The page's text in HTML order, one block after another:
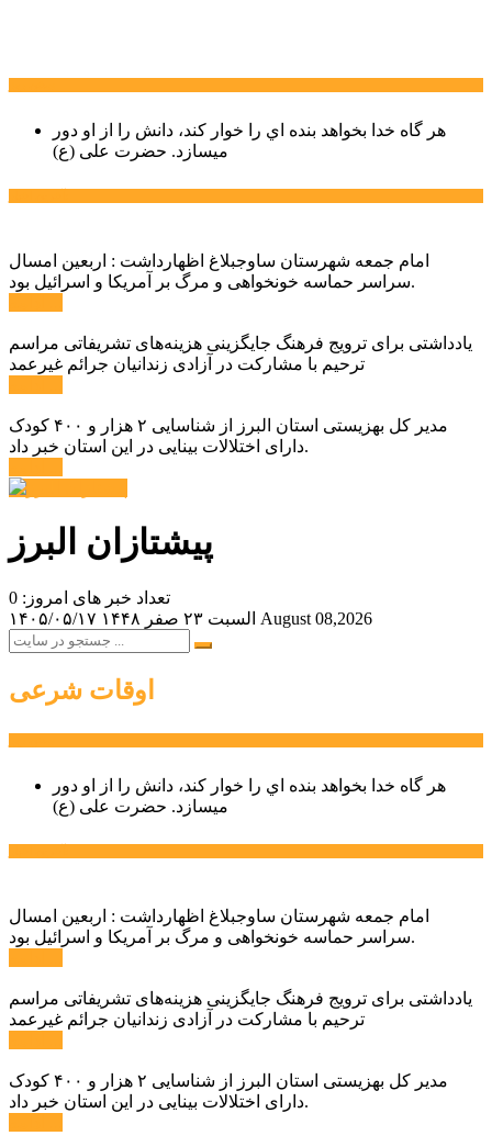
هر گاه خدا بخواهد بنده اي را خوار كند، دانش را از او دور
میسازد. حضرت علی (ع)
امام جمعه شهرستان ساوجبلاغ اظهارداشت : اربعین امسال
سراسر حماسه خونخواهی و مرگ بر آمریکا و اسرائیل بود.
یادداشتی برای ترویج فرهنگ جایگزینی هزینه‌های تشریفاتی مراسم
ترحیم با مشارکت در آزادی زندانیان جرائم غیرعمد
مدیر کل بهزیستی استان البرز از شناسایی ۲ هزار و ۴۰۰ کودک
دارای اختلالات بینایی در این استان خبر داد.
پیشتازان البرز
تعداد خبر های امروز: 0
۱۴۰۵/۰۵/۱۷
السبت ۲۳ صفر ۱۴۴۸ August 08,2026
اوقات شرعی
هر گاه خدا بخواهد بنده اي را خوار كند، دانش را از او دور
میسازد. حضرت علی (ع)
امام جمعه شهرستان ساوجبلاغ اظهارداشت : اربعین امسال
سراسر حماسه خونخواهی و مرگ بر آمریکا و اسرائیل بود.
یادداشتی برای ترویج فرهنگ جایگزینی هزینه‌های تشریفاتی مراسم
ترحیم با مشارکت در آزادی زندانیان جرائم غیرعمد
مدیر کل بهزیستی استان البرز از شناسایی ۲ هزار و ۴۰۰ کودک
دارای اختلالات بینایی در این استان خبر داد.